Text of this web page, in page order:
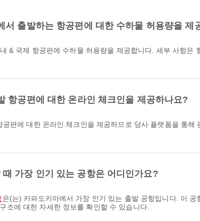
서 출발하는 항공편에 대한 수하물 허용량을 제
항공편에 대한 온라인 체크인을 제공하나요?
가장 인기 있는 공항은 어디인가요?
은(는) 카파도키아에서 가장 인기 있는 출발 공항입니다. 이
조에 대한 자세한 정보를 확인할 수 있습니다.